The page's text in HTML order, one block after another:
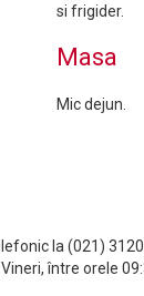
si frigider.
Masa
Mic dejun.
la (021)
între orele